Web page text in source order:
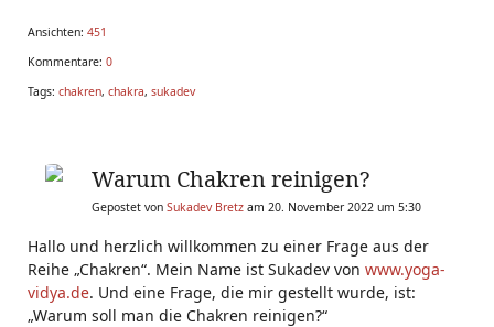
Ansichten: 451
Kommentare: 0
Tags: chakren, chakra, sukadev
Warum Chakren reinigen?
Gepostet von Sukadev Bretz am 20. November 2022 um 5:30
Hallo und herzlich willkommen zu einer Frage aus der
Reihe „Chakren“. Mein Name ist Sukadev von www.yoga-
vidya.de. Und eine Frage, die mir gestellt wurde, ist:
„Warum soll man die Chakren reinigen?“